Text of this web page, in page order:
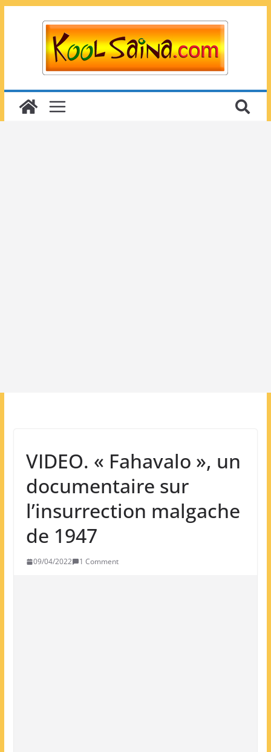
VIDEO. « Fahavalo », un
documentaire sur
l’insurrection malgache
de 1947
09/04/2022 1 Comment